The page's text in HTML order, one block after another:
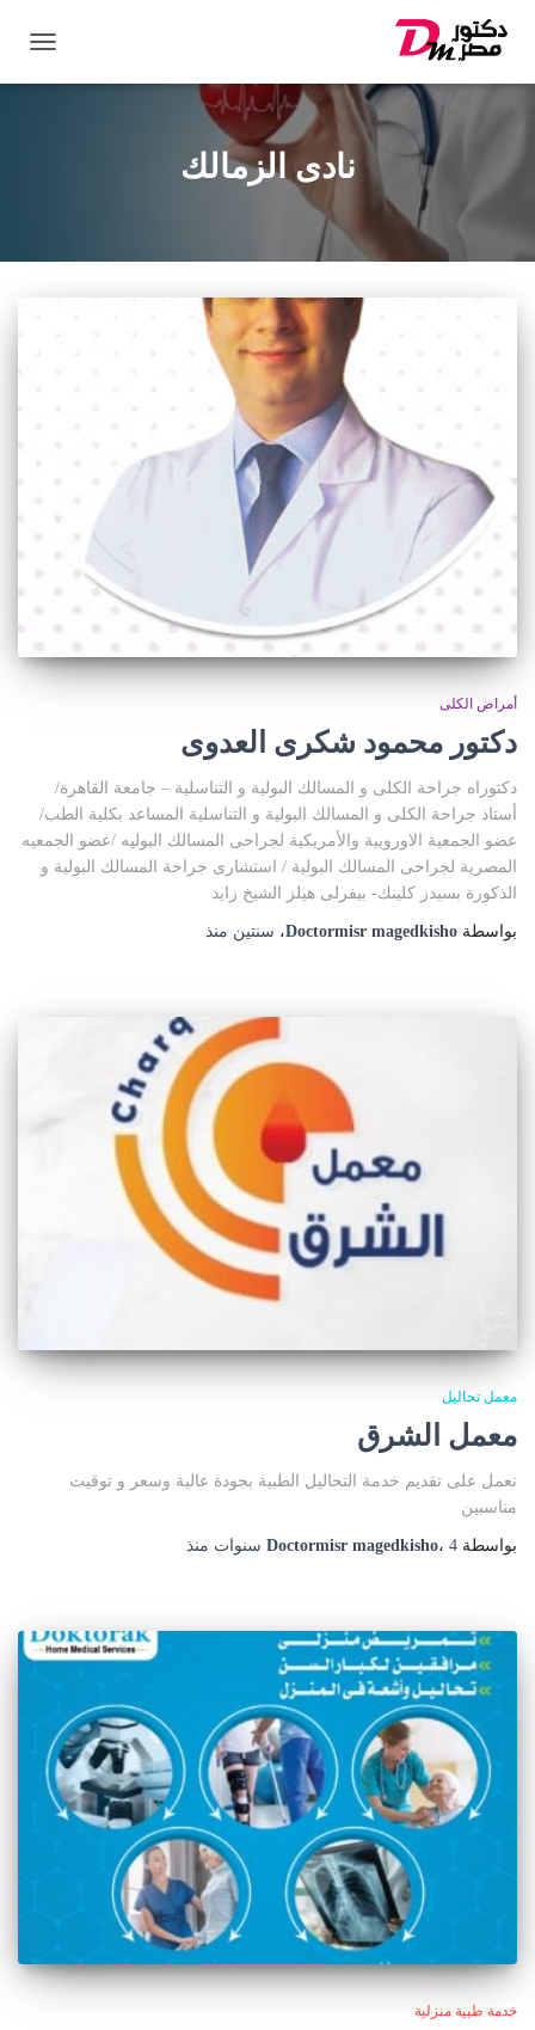
التنقل
نادى الزمالك
أمراض الكلى
دكتور محمود شكرى العدوى
دكتوراه جراحة الكلى و المسالك البولية و التناسلية – جامعة القاهرة/
أستاذ جراحة الكلى و المسالك البولية و التناسلية المساعد بكلية الطب/
عضو الجمعية الاوروبية والأمريكية لجراحى المسالك البوليه /عضو الجمعيه
المصرية لجراحى المسالك البولية / استشارى جراحة المسالك البولية و
الذكورة بسيدز كلينك- بيفرلى هيلز الشيخ زايد
بواسطة Doctormisr magedkisho، سنتين منذ
معمل تحاليل
معمل الشرق
نعمل على تقديم خدمة التحاليل الطبية بجودة عالية وسعر و توقيت
مناسبين
بواسطة Doctormisr magedkisho، 4 سنوات منذ
خدمة طبية منزلية